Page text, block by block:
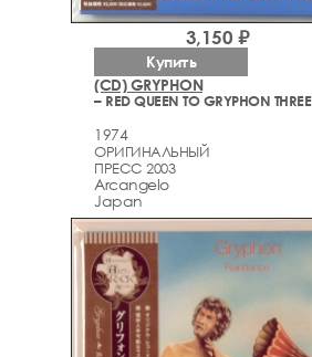
(CD) GRYPHON
– RED QUEEN TO GRYPHON THREE
1974
ОРИГИНАЛЬНЫЙ
ПРЕСС 2003
Arcаngelo
Japan
3,150 ₽
Купить